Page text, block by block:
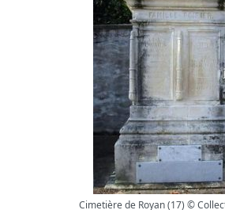
Cimetière de Royan (17) ©